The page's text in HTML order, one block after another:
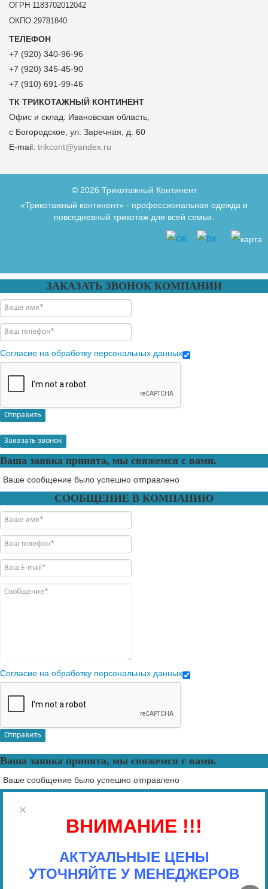
ОГРН 1183702012042
ОКПО 29781840
ТЕЛЕФОН
+7 (920) 340-96-96
+7 (920) 345-45-90
+7 (910) 691-99-46
ТК ТРИКОТАЖНЫЙ КОНТИНЕНТ
Офис и склад: Ивановская область,
с Богородское, ул. Заречная, д. 60
E-mail: trikcont@yandex.ru
© 2026 Трикотажный Континент
«Трикотажный континент» - профессиональная одежда и
повседневный трикотаж для всей семьи.
ЗАКАЗАТЬ ЗВОНОК КОМПАНИИ
Согласие на обработку персональных данных
Отправить
Заказать звонок
Ваша заявка принята, мы свяжемся с вами.
Ваше сообщение было успешно отправлено
СООБЩЕНИЕ В КОМПАНИЮ
Согласие на обработку персональных данных
Отправить
Ваша заявка принята, мы свяжемся с вами.
Ваше сообщение было успешно отправлено
×
ВНИМАНИЕ !!!
АКТУАЛЬНЫЕ ЦЕНЫ
УТОЧНЯЙТЕ У МЕНЕДЖЕРОВ